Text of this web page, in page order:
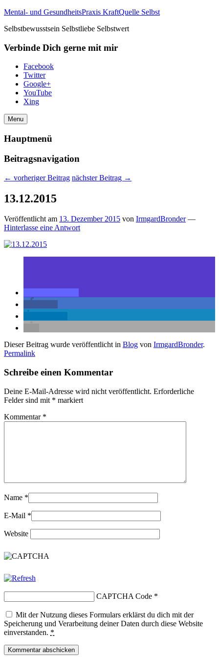
Mental- und GesundheitsPraxis KraftQuelle Selbst
Selbstbewusstsein Selbstliebe Selbstwert
Verbinde Dich gerne mit mir
Facebook
Twitter
Google+
YouTube
Xing
Menu
Hauptmenü
Beitragsnavigation
← vorheriger Beitrag nächster Beitrag →
13.12.2015
Veröffentlicht am 13. Dezember 2015 von IrmgardBronder —
Hinterlasse eine Antwort
Dieser Beitrag wurde veröffentlicht in Blog von IrmgardBronder.
Permalink
Schreibe einen Kommentar
Deine E-Mail-Adresse wird nicht veröffentlicht. Erforderliche
Felder sind mit * markiert
Kommentar *
Name *
E-Mail *
Website
CAPTCHA Code *
Mit der Nutzung dieses Formulars erklärst du dich mit der
Speicherung und Verarbeitung deiner Daten durch diese Website
einverstanden. *